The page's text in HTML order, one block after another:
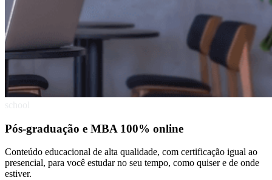
Pós-graduação e MBA 100% online
Conteúdo educacional de alta qualidade, com certificação igual ao
presencial, para você estudar no seu tempo, como quiser e de onde
estiver.